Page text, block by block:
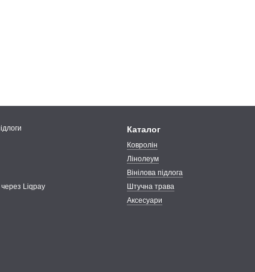
Каталог
Ковролін
Лінолеум
Вінілова підлога
Штучна трава
Аксесуари